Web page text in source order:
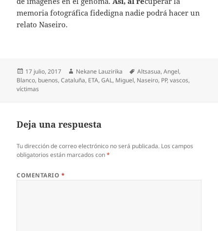
memoria fotográfica fidedigna nadie podrá hacer un
relato Naseiro.
Publicado
el
17 julio, 2017 Autor
Nekane Lauzirika Etiquetas
Altsasua,Angel,
Blanco, buenos,Cataluña, ETA,GAL, Miguel, Naseiro, PP,vascos,
víctimas
Deja una respuesta
Tu dirección de correo electrónico no será publicada. Los campos
obligatorios están marcados con*
COMENTARIO *